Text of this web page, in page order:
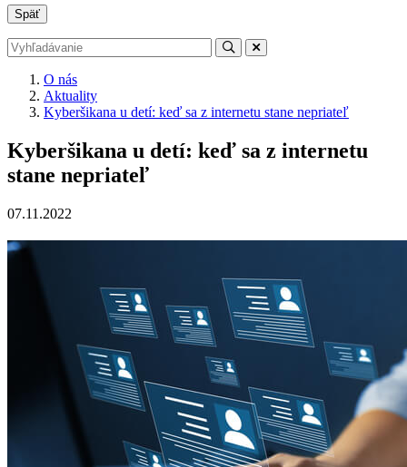
Späť
O nás
Aktuality
Kyberšikana u detí: keď sa z internetu stane nepriateľ
Kyberšikana u detí: keď sa z internetu
stane nepriateľ
07.11.2022